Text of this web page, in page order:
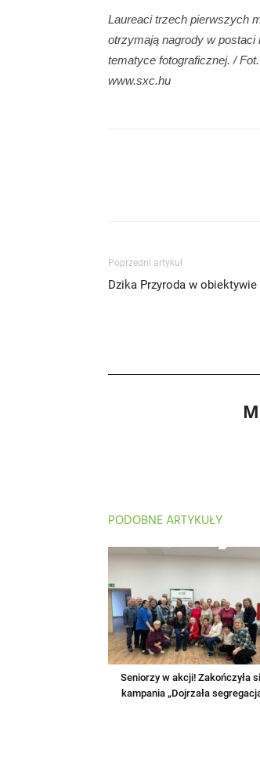
Laureaci trzech pierwszych
otrzymają nagrody w postaci
tematyce fotograficznej. / Fot.
www.sxc.hu
Poprzedni artykuł
Dzika Przyroda w obiektywie
PODOBNE ARTYKUŁY
Seniorzy w akcji! Zakończyła
kampania „Dojrzała